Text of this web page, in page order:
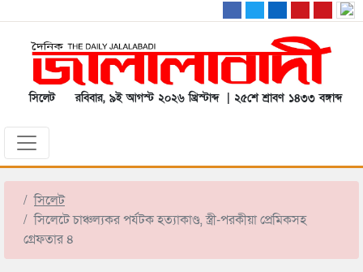
সিলেট রবিবার, ৯ই আগস্ট ২০২৬ খ্রিস্টাব্দ | ২৫শে শ্রাবণ ১৪৩৩ বঙ্গাব্দ
সিলেট
সিলেটে চাঞ্চল্যকর পর্যটক হত্যাকাণ্ড, স্ত্রী-পরকীয়া প্রেমিকসহ
গ্রেফতার ৪